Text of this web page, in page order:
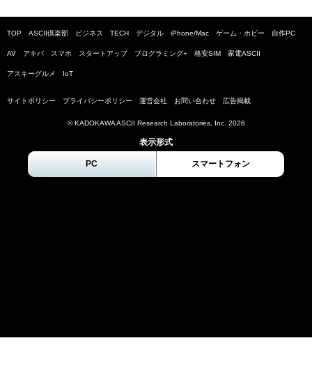
TOP ASCII倶楽部 ビジネス TECH デジタル iPhone/Mac ゲーム・ホビー 自作PC
AV アキバ スマホ スタートアップ プログラミング+ 格安SIM 家電ASCII
アスキーグルメ IoT
サイトポリシー プライバシーポリシー 運営会社 お問い合わせ 広告掲載
© KADOKAWA ASCII Research Laboratories, Inc. 2026
表示形式
PC スマートフォン